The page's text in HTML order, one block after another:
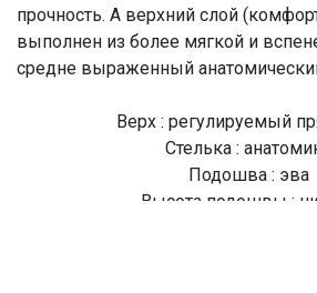
прочность. А верхний слой
выполнен из более мягкой и
средне выраженный
Верх : регулируемый
Стелька :
Подошва : эва
Высота подошвы :